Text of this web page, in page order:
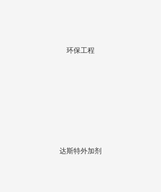
环保工程
达斯特外加剂